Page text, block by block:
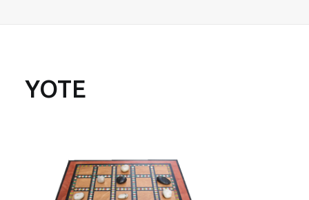
ACTUALITÉS
CONTACT
RECHERCHE
YOTE